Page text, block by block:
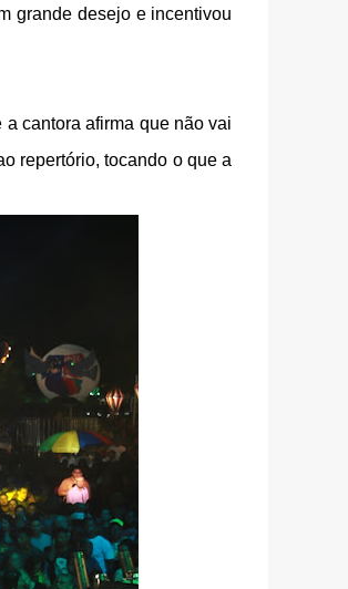
grande desejo e incentivou
cantora afirma que não vai
repertório, tocando o que a